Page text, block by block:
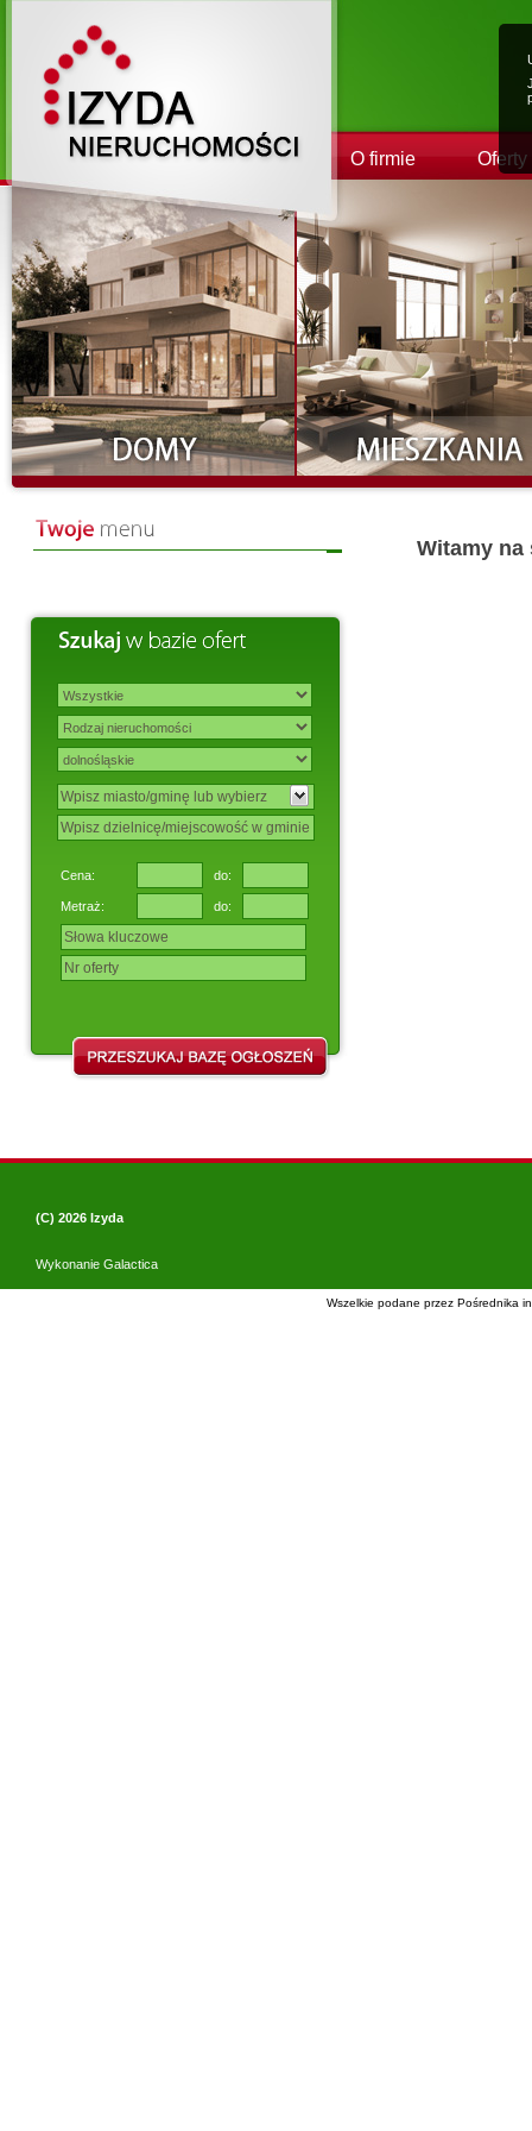
O firmie Oferty
Cena: do:
Metraż: do:
Witamy na
(C) 2026 Izyda
Wykonanie Galactica
Wszelkie podane przez Pośrednika